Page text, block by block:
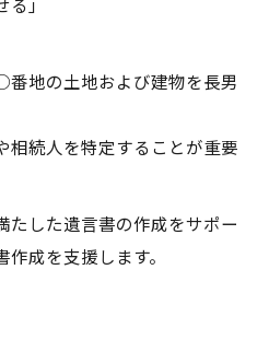
の土地および建物を長男
続人を特定することが重要
たした遺言書の作成をサポー
成を支援します。